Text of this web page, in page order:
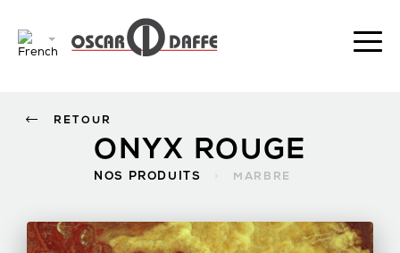
ONYX ROUGE
NOS PRODUITS MARBRE
RETOUR